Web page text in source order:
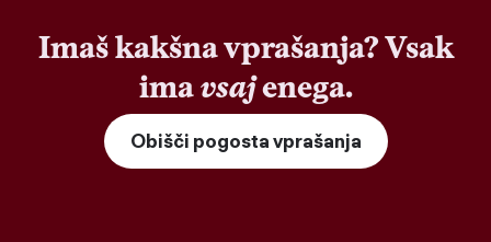
Imaš kakšna vprašanja? Vsak
imavsajenega.
Obišči pogosta vprašanja